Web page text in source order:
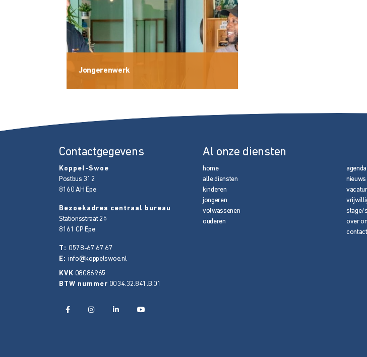
Jongerenwerk
Contactgegevens
Koppel-Swoe
Postbus 312
8160 AH Epe
Bezoekadres centraal bureau
Stationsstraat 25
8161 CP Epe
T: 0578-67 67 67
E: info@koppelswoe.nl
KVK 08086965
BTW nummer 0034.32.841.B.01
Al onze diensten
home
alle diensten
kinderen
jongeren
volwassenen
ouderen
agenda
nieuws
stage/
over
contact